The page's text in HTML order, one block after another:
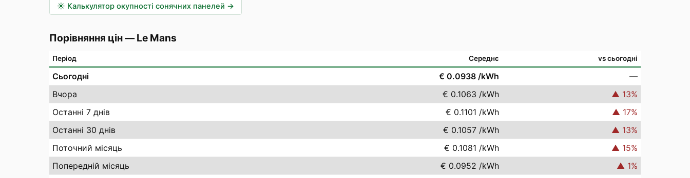
☀️ Калькулятор окупності сонячних панелей →
Порівняння цін—Le Mans
Період Середнє vs сьогодні
Сьогодні € 0.0938 /kWh
—
Вчора
€ 0.1063 /kWh ▲ 13%
Останні 7 днів
€ 0.1101 /kWh ▲ 17%
Останні 30 днів
€ 0.1057 /kWh ▲ 13%
Поточний місяць
€ 0.1081 /kWh ▲ 15%
Попередній місяць
€ 0.0952 /kWh ▲ 1%